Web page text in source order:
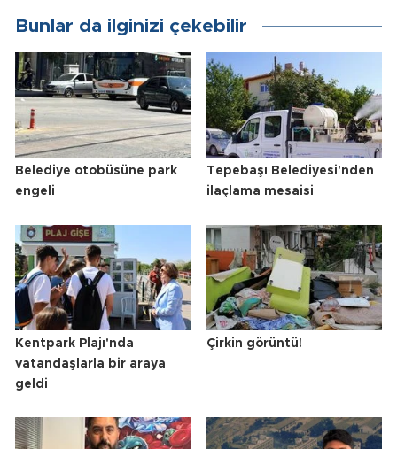
Bunlar da ilginizi çekebilir
Belediye otobüsüne park
engeli
Tepebaşı Belediyesi'nden
ilaçlama mesaisi
Kentpark Plajı'nda
vatandaşlarla bir araya
geldi
Çirkin görüntü!